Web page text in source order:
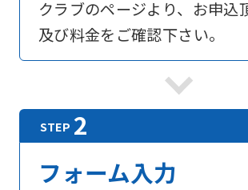
クラブのページより、お申込
及び料金をご確認下さい。
フォーム入力